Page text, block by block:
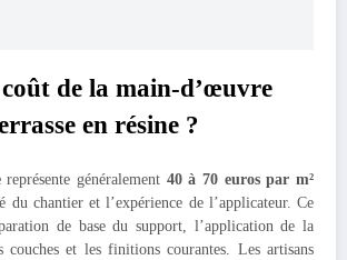
coût de la main-d’œuvre
en résine ?
représente généralement 40 à 70 euros par m²
du chantier et l’expérience de l’applicateur. Ce
de base du support, l’application de la
couches et les finitions courantes. Les artisans